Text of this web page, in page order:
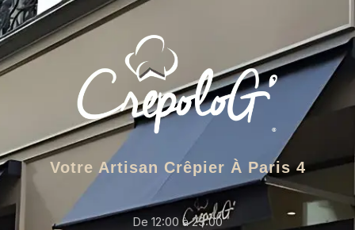
Votre Artisan Crêpier À Paris 4
De 12:00 à 23:00